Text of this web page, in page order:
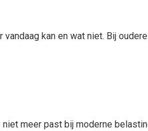
kan en wat niet. Bij oudere
meer past bij moderne